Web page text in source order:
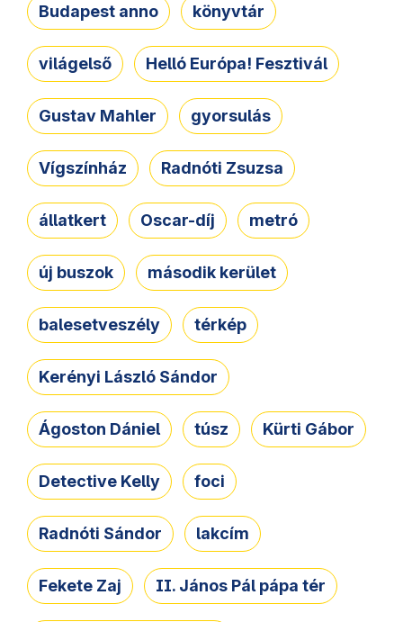
Budapest anno könyvtár
világelső Helló Európa! Fesztivál
Gustav Mahler gyorsulás
Vígszínház Radnóti Zsuzsa
állatkert Oscar-díj metró
új buszok második kerület
balesetveszély térkép
Kerényi László Sándor
Ágoston Dániel túsz Kürti Gábor
Detective Kelly foci
Radnóti Sándor lakcím
Fekete Zaj II. János Pál pápa tér